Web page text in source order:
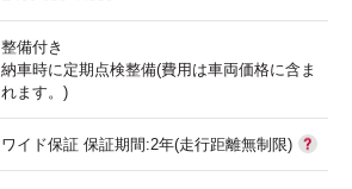
整備付き
納車時に定期点検整備(費用は車両価格に含ま
れます。)
ワイド保証 保証期間:2年(走行距離無制限)